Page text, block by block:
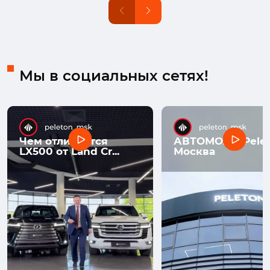
Мы в социальных сетях!
Чем отличается
LX500 от Land Cr...
АВТОМОЛЛ
Москва